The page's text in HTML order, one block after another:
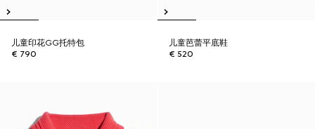
儿童印花GG托特包
€ 790
儿童芭蕾平底鞋
€ 520